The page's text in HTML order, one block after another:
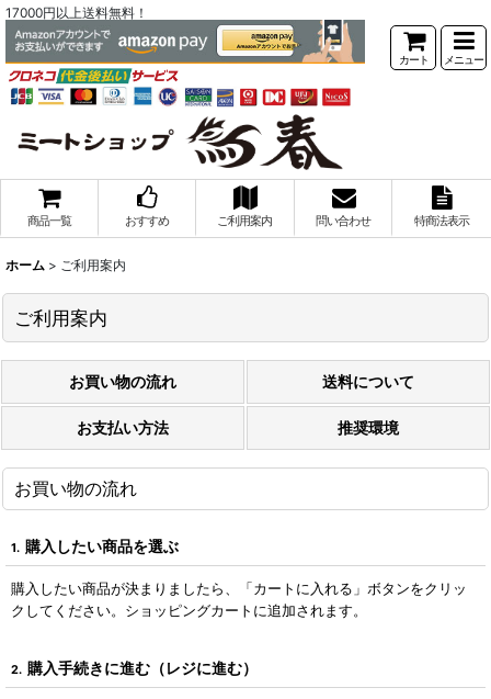
17000円以上送料無料！
カート メニュー
商品一覧 おすすめ ご利用案内 問い合わせ 特商法表示
ホーム > ご利用案内
ご利用案内
お買い物の流れ 送料について
お支払い方法 推奨環境
お買い物の流れ
1. 購入したい商品を選ぶ
購入したい商品が決まりましたら、「カートに入れる」ボタンをクリッ
クしてください。ショッピングカートに追加されます。
2. 購入手続きに進む（レジに進む）